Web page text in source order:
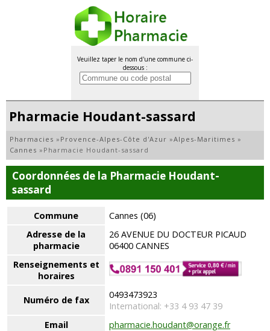
Veuillez taper le nom d'une commune ci-
dessous :
Pharmacie Houdant-sassard
Pharmacies » Provence-Alpes-Côte d'Azur »Alpes-Maritimes »
Cannes » Pharmacie Houdant-sassard
Coordonnées de la Pharmacie Houdant-
sassard
Commune
Cannes (06)
Adresse de la
pharmacie
26 AVENUE DU DOCTEUR PICAUD
06400 CANNES
Renseignements et
horaires
Numéro de fax
0493473923
International: +33 4 93 47 39
Email
pharmacie.houdant@orange.fr